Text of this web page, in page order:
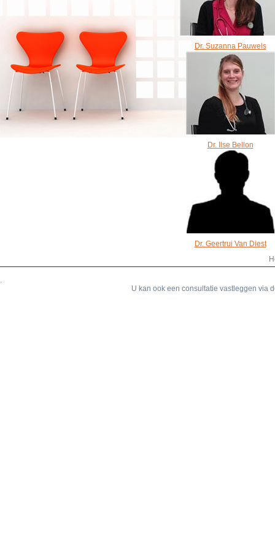
Dr. Suzanna Pauwels
Dr. Ilse Bellon
Dr. Geertrui Van Diest
.
U kan ook een consultatie vastleggen via